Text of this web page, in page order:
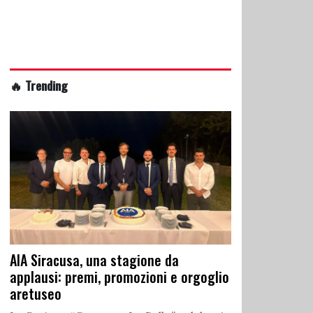
🔥 Trending
AIA Siracusa, una stagione da
applausi: premi, promozioni e orgoglio
aretuseo